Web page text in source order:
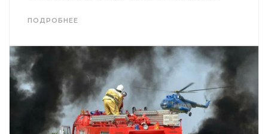
ПОДРОБНЕЕ